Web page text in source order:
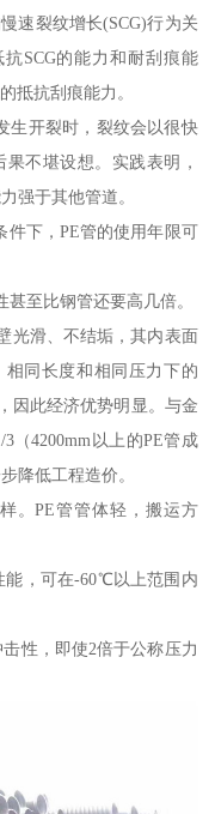
速裂纹增长(SCG)行为关
SCG的能力和耐刮痕能
抵抗刮痕能力。
生开裂时，裂纹会以很快
不堪设想。实践表明，
强于其他管道。
件下，PE管的使用年限可
至比钢管还要高几倍。
光滑、不结垢，其内表面
同长度和相同压力下的
因此经济优势明显。与金
（4200mm以上的PE管成
降低工程造价。
。PE管管体轻，搬运方
能，可在-60℃以上范围内
性，即使2倍于公称压力